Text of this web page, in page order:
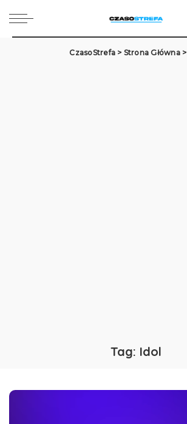
CzasoStrefa > Strona Główna>
Tag: Idol